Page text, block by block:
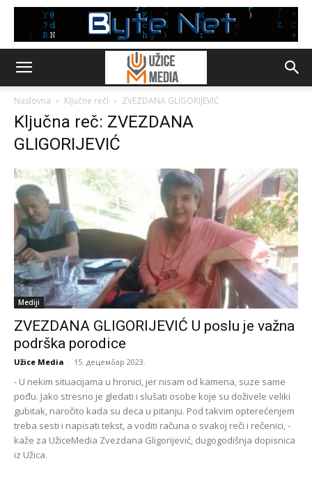
Naslovna Ključne reči ZVEZDANA GLIGORIJEVIĆ
Ključna reč: ZVEZDANA
GLIGORIJEVIĆ
Mediji
ZVEZDANA GLIGORIJEVIĆ U poslu je važna
podrška porodice
Užice Media - 15. децембар 2023.
- U nekim situacijama u hronici, jer nisam od kamena, suze same
pođu. Jako stresno je gledati i slušati osobe koje su doživele veliki
gubitak, naročito kada su deca u pitanju. Pod takvim opterećenjem
treba sesti i napisati tekst, a voditi računa o svakoj reči i rečenici, -
kaže za UžiceMedia Zvezdana Gligorijević, dugogodišnja dopisnica
iz Užica.